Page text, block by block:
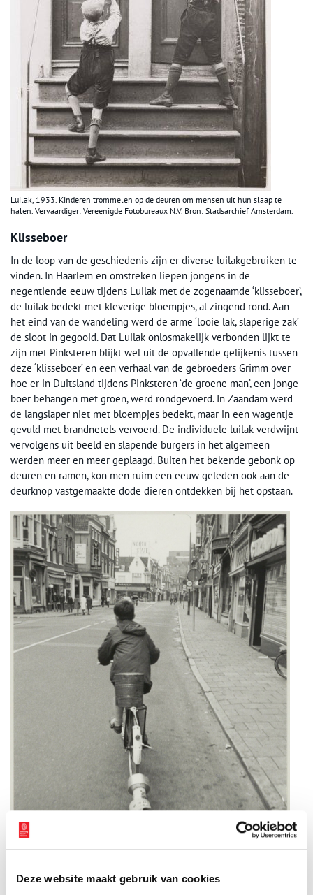
Deze website maakt gebruik van cookies
Luilak, 1933. Kinderen trommelen op de deuren om mensen uit hun slaap te
halen. Vervaardiger: Vereenigde Fotobureaux N.V. Bron: Stadsarchief Amsterdam.
Klisseboer
In de loop van de geschiedenis zijn er diverse luilakgebruiken te
vinden. In Haarlem en omstreken liepen jongens in de
negentiende eeuw tijdens Luilak met de zogenaamde ‘klisseboer’,
de luilak bedekt met kleverige bloempjes, al zingend rond. Aan
het eind van de wandeling werd de arme ‘looie lak, slaperige zak’
de sloot in gegooid. Dat Luilak onlosmakelijk verbonden lijkt te
zijn met Pinksteren blijkt wel uit de opvallende gelijkenis tussen
deze ‘klisseboer’ en een verhaal van de gebroeders Grimm over
hoe er in Duitsland tijdens Pinksteren ‘de groene man’, een jonge
boer behangen met groen, werd rondgevoerd. In Zaandam werd
de langslaper niet met bloempjes bedekt, maar in een wagentje
gevuld met brandnetels vervoerd. De individuele luilak verdwijnt
vervolgens uit beeld en slapende burgers in het algemeen
werden meer en meer geplaagd. Buiten het bekende gebonk op
deuren en ramen, kon men ruim een eeuw geleden ook aan de
deurknop vastgemaakte dode dieren ontdekken bij het opstaan.